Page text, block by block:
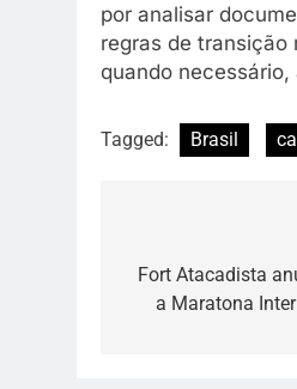
por analisar
regras de transição
quando
Tagged: Brasil
de
Fort Atacadista
a Maratona